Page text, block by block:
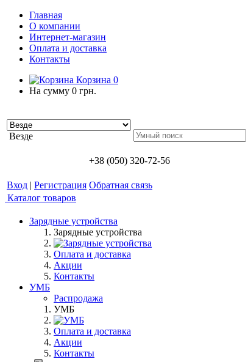
Главная
О компании
Интернет-магазин
Оплата и доставка
Контакты
Корзина 0
На сумму 0 грн.
Везде
+38 (050) 320-72-56
Вход | Регистрация Обратная связь
Каталог товаров
Зарядные устройства
Зарядные устройства
Оплата и доставка
Акции
Контакты
УМБ
Распродажа
УМБ
Оплата и доставка
Акции
Контакты